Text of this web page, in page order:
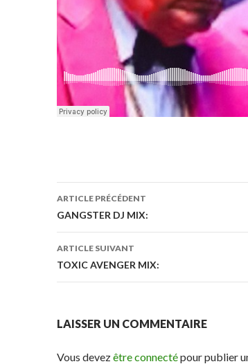
Navigation
des
articles
ARTICLE PRÉCÉDENT
GANGSTER DJ MIX:
ARTICLE SUIVANT
TOXIC AVENGER MIX:
LAISSER UN COMMENTAIRE
Vous devezêtre connectépour publier